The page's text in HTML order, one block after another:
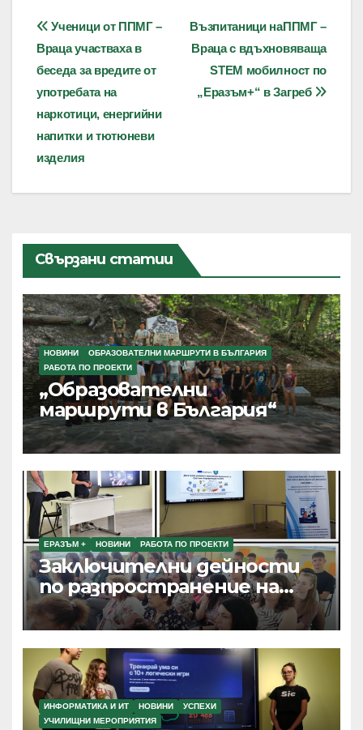
Навигация
Възпитаници наППМГ –
Враца с вдъхновяваща
STEM мобилност по
„Еразъм+“ в Загреб
Ученици от ППМГ –
Враца участваха в
беседа за вредите от
употребата на
наркотици, енергийни
напитки и тютюневи
изделия
Свързани статии
НОВИНИ
ОБРАЗОВАТЕЛНИ МАРШРУТИ В БЪЛГАРИЯ
РАБОТА ПО ПРОЕКТИ
„Образователни
маршрути в България“
ЕРАЗЪМ + НОВИНИ РАБОТА ПО ПРОЕКТИ
Заключителни дейности
по разпространение на
резултатите от текущи
проекти по Програма
Еразъм+, ПОО и eTwinning
ИНФОРМАТИКА И ИТ НОВИНИ
УСПЕХИ
УЧИЛИЩНИ МЕРОПРИЯТИЯ